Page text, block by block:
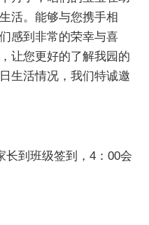
活。能够与您携手相
感到非常的荣幸与喜
让您更好的了解我园的
生活情况，我们特诚邀
长到班级签到，4：00会